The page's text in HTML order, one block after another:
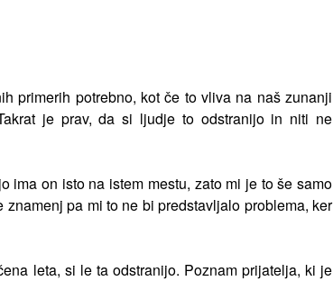
primerih potrebno, kot če to vliva na naš zunanji
je prav, da si ljudje to odstranijo in niti ne
ima on isto na istem mestu, zato mi je to še samo
pa mi to ne bi predstavljalo problema, ker
leta, si le ta odstranijo. Poznam prijatelja, ki je